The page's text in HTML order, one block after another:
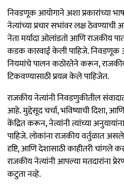
निवडणूक आयोगाने अशा प्रकारांच्या
नेत्यांच्या प्रचार सभांवर लक्ष
नेता मर्यादा ओलांडतो आणि राजकीय
कडक कारवाई केली पाहिजे.
नियमांचे पालन कठोरतेने करून, राजकीय
टिकवण्यासाठी प्रयत्न केले पाहिजेत.
राजकीय नेत्यांनी निवडणुकीतील
आहे. मुद्देसूद चर्चा, भविष्याची दिशा,
केंद्रित करून, नेत्यांनी त्यांच्या
पाहिजे. लोकांना राजकीय वर्तुळात
दृष्टि, आणि देशासाठी काहीतरी चांगले
राजकीय नेत्यांनी आपल्या मतदारांना
कटुता नव्हे.